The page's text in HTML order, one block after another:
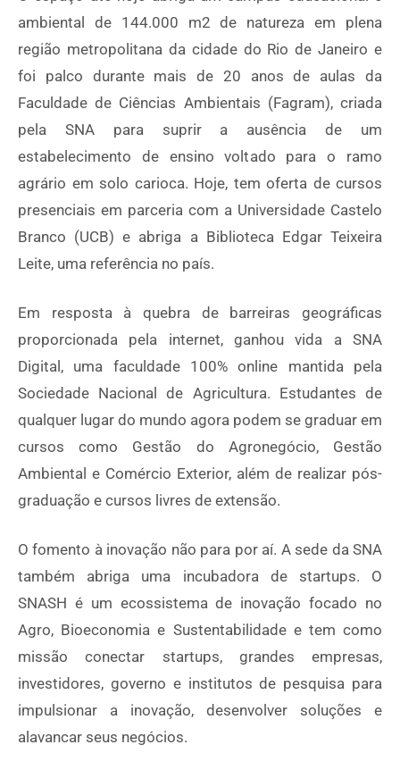
ambiental de 144.000 m2 de natureza em plena
região metropolitana da cidade do Rio de Janeiro e
foi palco durante mais de 20 anos de aulas da
Faculdade de Ciências Ambientais (Fagram), criada
pela SNA para suprir a ausência de um
estabelecimento de ensino voltado para o ramo
agrário em solo carioca. Hoje, tem oferta de cursos
presenciais em parceria com a Universidade Castelo
Branco (UCB) e abriga a Biblioteca Edgar Teixeira
Leite, uma referência no país.
Em resposta à quebra de barreiras geográficas
proporcionada pela internet, ganhou vida a SNA
Digital, uma faculdade 100% online mantida pela
Sociedade Nacional de Agricultura. Estudantes de
qualquer lugar do mundo agora podem se graduar em
cursos como Gestão do Agronegócio, Gestão
Ambiental e Comércio Exterior, além de realizar pós-
graduação e cursos livres de extensão.
O fomento à inovação não para por aí. A sede da SNA
também abriga uma incubadora de startups. O
SNASH é um ecossistema de inovação focado no
Agro, Bioeconomia e Sustentabilidade e tem como
missão conectar startups, grandes empresas,
investidores, governo e institutos de pesquisa para
impulsionar a inovação, desenvolver soluções e
alavancar seus negócios.